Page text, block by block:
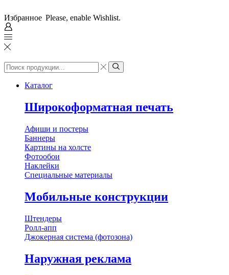
Избранное Please, enable Wishlist.
Search
input
Search
Каталог
Широкоформатная печать
Афиши и постеры
Баннеры
Картины на холсте
Фотообои
Наклейки
Специальные материалы
Мобильные конструкции
Штендеры
Ролл-апп
Джокерная система (фотозона)
Наружная реклама